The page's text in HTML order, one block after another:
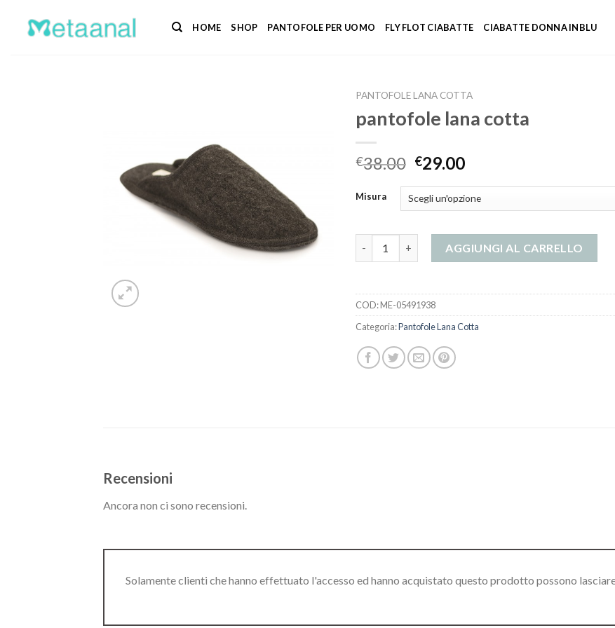
HOME SHOP PANTOFOLE PER UOMO FLY FLOT CIABATTE CIABATTE DONNA INBLU
PANTOFOLE LANA COTTA
pantofole lana cotta
€38.00 €29.00
Misura
AGGIUNGI AL CARRELLO
COD:ME-05491938
Categoria:Pantofole Lana Cotta
Recensioni
Ancora non ci sono recensioni.
Solamente clienti che hanno effettuato l'accesso ed hanno acquistato questo prodotto possono